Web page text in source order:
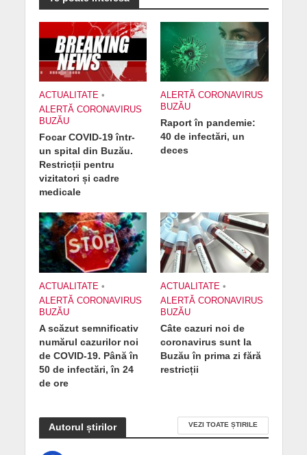
ACTUALITATE •
ALERTĂ CORONAVIRUS
BUZĂU
Focar COVID-19 într-
un spital din Buzău.
Restricții pentru
vizitatori și cadre
medicale
ALERTĂ CORONAVIRUS
BUZĂU
Raport în pandemie:
40 de infectări, un
deces
ACTUALITATE •
ALERTĂ CORONAVIRUS
BUZĂU
A scăzut semnificativ
numărul cazurilor noi
de COVID-19. Până în
50 de infectări, în 24
de ore
ACTUALITATE •
ALERTĂ CORONAVIRUS
BUZĂU
Câte cazuri noi de
coronavirus sunt la
Buzău în prima zi fără
restricții
Autorul știrilor VEZI TOATE ȘTIRILE